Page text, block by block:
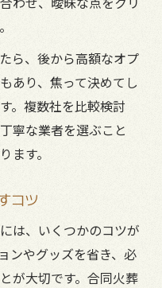
ら、後から高額なオプ
あり、焦って決めてし
。複数社を比較検討
寧な業者を選ぶこと
ます。
コツ
は、いくつかのコツが
ンやグッズを省き、必
が大切です。合同火葬